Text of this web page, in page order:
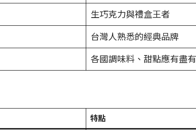
生巧克力與禮盒王者
台灣人熟悉的經典品牌
各國調味料、甜點應有盡有
特點